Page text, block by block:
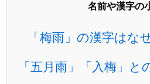
名前や漢字の
「梅雨」の漢字はな
「五月雨」「入梅」